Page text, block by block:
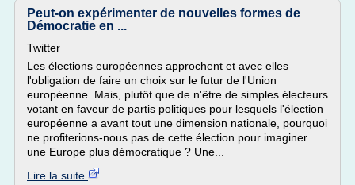
Peut-on expérimenter de nouvelles formes de
Démocratie en ...
Twitter
Les élections européennes approchent et avec elles
l'obligation de faire un choix sur le futur de l'Union
européenne. Mais, plutôt que de n'être de simples électeurs
votant en faveur de partis politiques pour lesquels l'élection
européenne a avant tout une dimension nationale, pourquoi
ne profiterions-nous pas de cette élection pour imaginer
une Europe plus démocratique ? Une...
Lire la suite